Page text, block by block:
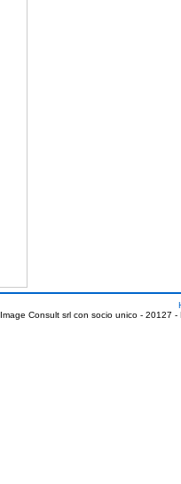
Image Consult srl con socio unico - 20127